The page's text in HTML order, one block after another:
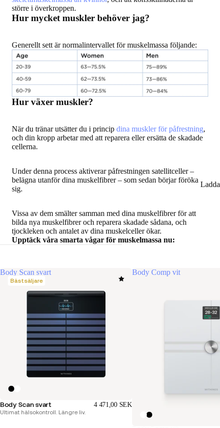
större i överkroppen.
Hur mycket muskler behöver jag?
Generellt sett är normalintervallet för muskelmassa följande:
Hur växer muskler?
När du tränar utsätter du i princip dina muskler för påfrestning,
och din kropp arbetar med att reparera eller ersätta de skadade
cellerna.
Under denna process aktiverar påfrestningen satellitceller –
belägna utanför dina muskelfibrer – som sedan börjar föröka
sig.
Vissa av dem smälter samman med dina muskelfibrer för att
bilda nya muskelfibrer och reparera skadade sådana, och
tjockleken och antalet av dina muskelceller ökar.
Upptäck våra smarta vågar för muskelmassa nu:
Body Scan svart
Bästsäljare
Body Scan svart 4 471,00 SEK
Ultimat hälsokontroll. Längre liv.
Body Comp vit